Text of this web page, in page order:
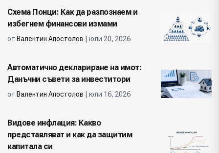
Схема Понци: Как да разпознаем и
избегнем финансови измами
от Валентин Апостолов | юли 20, 2026
Автоматично деклариране на имот:
Данъчни съвети за инвеститори
от Валентин Апостолов | юли 16, 2026
Видове инфлация: Какво
представляват и как да защитим
капитала си